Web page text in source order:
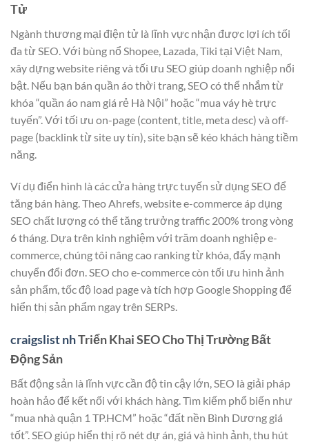
Tử
Ngành thương mại điện tử là lĩnh vực nhận được lợi ích tối
đa từ SEO. Với bùng nổ Shopee, Lazada, Tiki tại Việt Nam,
xây dựng website riêng và tối ưu SEO giúp doanh nghiệp nổi
bật. Nếu bạn bán quần áo thời trang, SEO có thể nhắm từ
khóa “quần áo nam giá rẻ Hà Nội” hoặc “mua váy hè trực
tuyến”. Với tối ưu on-page (content, title, meta desc) và off-
page (backlink từ site uy tín), site bạn sẽ kéo khách hàng tiềm
năng.
Ví dụ điển hình là các cửa hàng trực tuyến sử dụng SEO để
tăng bán hàng. Theo Ahrefs, website e-commerce áp dụng
SEO chất lượng có thể tăng trưởng traffic 200% trong vòng
6 tháng. Dựa trên kinh nghiệm với trăm doanh nghiệp e-
commerce, chúng tôi nâng cao ranking từ khóa, đẩy mạnh
chuyển đổi đơn. SEO cho e-commerce còn tối ưu hình ảnh
sản phẩm, tốc độ load page và tích hợp Google Shopping để
hiển thị sản phẩm ngay trên SERPs.
craigslist nhTriển Khai SEO Cho Thị Trường Bất
Động Sản
Bất động sản là lĩnh vực cần độ tin cậy lớn, SEO là giải pháp
hoàn hảo để kết nối với khách hàng. Tìm kiếm phổ biến như
“mua nhà quận 1 TP.HCM” hoặc “đất nền Bình Dương giá
tốt”. SEO giúp hiển thị rõ nét dự án, giá và hình ảnh, thu hút